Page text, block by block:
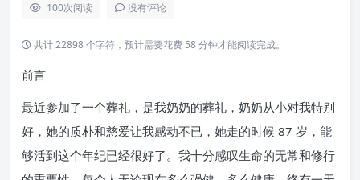
100次阅读 没有评论
共计 22898 个字符，预计需要花费 58 分钟才能阅读完成。
前言
最近参加了一个葬礼，是我奶奶的葬礼，奶奶从小对我特别
好，她的质朴和慈爱让我感动不已，她走的时候 87 岁，能
够活到这个年纪已经很好了。我十分感叹生命的无常和修行